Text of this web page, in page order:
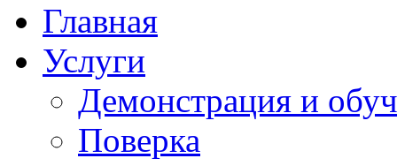
Главная
Услуги
Демонстрация и
Поверка